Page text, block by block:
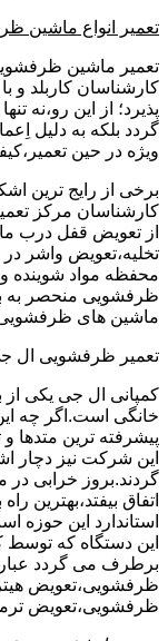
تعمیر انواع ماشین
تعمیر ماشین
کارشناسان کاربلد و
پذیرد؛ از این رو،نه
گردد بلکه به دلیل
ویژه در حین
برخی از رایج ترین
کارشناسان مرکز
از تعویض قفل درب
تخلیه،تعویض واشر
محفظه مواد شوینده
ظرفشویی منحصر به
ماشین های ظرفشویی
تعمیر ظرفشویی ال
کمپانی ال جی یکی از
خانگی است.اگر چه
پیشرفته ترین متدها و
این شرکت نیز دچار
گردند.بروز خرابی
اتفاق بیفتد،بهترین
استاندارد این حوزه
این دستگاه که
برطرف می گردد
ظرفشویی،تعویض
ظرفشویی،تعویض